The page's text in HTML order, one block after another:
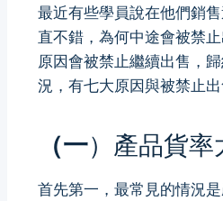
最近有些學員說在他們銷
直不錯，為何中途會被禁
原因會被禁止繼續出售，
況，有七大原因與被禁止出
（一）產品貨率
首先第一，最常見的情況